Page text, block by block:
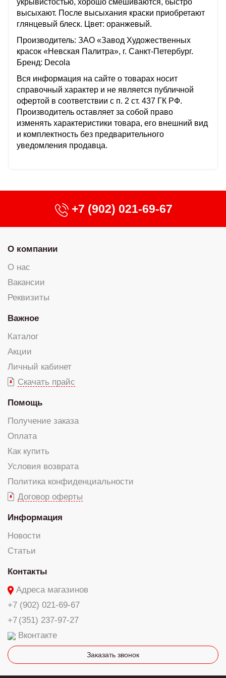
укрывистостью, хорошо смешиваются, быстро
высыхают. После высыхания краски приобретают
глянцевый блеск. Цвет: оранжевый.
Производитель: ЗАО «Завод Художественных
красок «Невская Палитра», г. Санкт-Петербург.
Бренд: Decola
Вся информация на сайте о товарах носит
справочный характер и не является публичной
офертой в соответствии с п. 2 ст. 437 ГК РФ.
Производитель оставляет за собой право
изменять характеристики товара, его внешний вид
и комплектность без предварительного
уведомления продавца.
+7 (902) 021-69-67
О компании
О нас
Вакансии
Реквизиты
Важное
Каталог
Акции
Личный кабинет
Скачать прайс
Помощь
Получение заказа
Оплата
Как купить
Условия возврата
Политика конфиденциальности
Договор оферты
Информация
Новости
Статьи
Контакты
Адреса магазинов
+7 (902) 021-69-67
+7 (351) 237-97-27
Вконтакте
Заказать звонок